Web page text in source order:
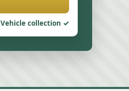
Vehicle collection